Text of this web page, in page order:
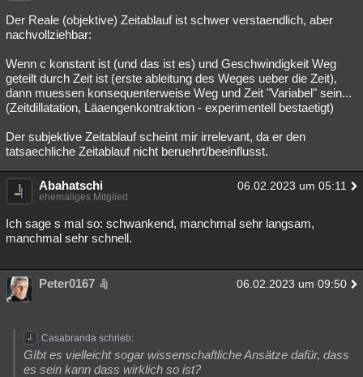
Der Reale (objektive) Zeitablauf ist schwer verstaendlich, aber
nachvollziehbar:
Wenn c konstant ist (und das ist es) und Geschwindigkeit Weg
geteilt durch Zeit ist (erste ableitung des Weges ueber die Zeit),
dann muessen konsequenterweise Weg und Zeit "Variabel" sein...
(Zeitdillatation, Läaengenkontraktion - experimentell bestaetigt)
Der subjektive Zeitablauf scheint mir irrelevant, da er den
tatsaechliche Zeitablauf nicht beruehrt/beeinflusst.
Abahatschi 06.02.2023 um 05:11
ehemaliges Mitglied
Ich sage s mal so: schwankend, manchmal sehr langsam,
manchmal sehr schnell.
Peter0167 06.02.2023 um 09:50
Casabranda schrieb:
GIbt es vielleicht sogar wissenschaftliche Ansätze dafür, dass
es sein kann dass wirklich so ist?